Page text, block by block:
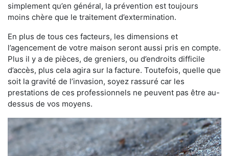
simplement qu’en général, la prévention est toujours
moins chère que le traitement d’extermination.
En plus de tous ces facteurs, les dimensions et
l’agencement de votre maison seront aussi pris en compte.
Plus il y a de pièces, de greniers, ou d’endroits difficile
d’accès, plus cela agira sur la facture. Toutefois, quelle que
soit la gravité de l’invasion, soyez rassuré car les
prestations de ces professionnels ne peuvent pas être au-
dessus de vos moyens.